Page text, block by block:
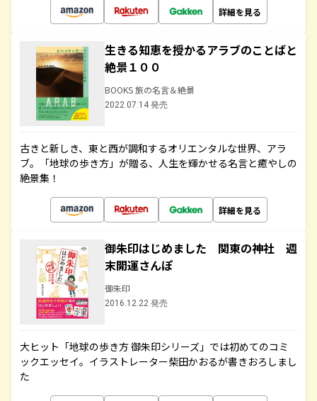
詳細を見る
生きる知恵を授かるアラブのことばと
絶景１００
BOOKS 旅の名言＆絶景
2022.07.14 発売
古きと新しき、東と西が調和するオリエンタルな世界、アラ
ブ。「地球の歩き方」が贈る、人生を輝かせる名言と癒やしの
絶景集！
詳細を見る
御朱印はじめました 関東の神社 週
末開運さんぽ
御朱印
2016.12.22 発売
大ヒット「地球の歩き方 御朱印シリーズ」では初めてのコミ
ックエッセイ。イラストレーター柴田かおるが書きおろしまし
た